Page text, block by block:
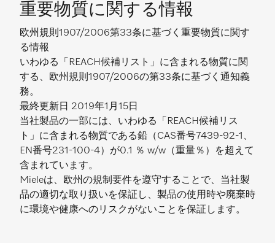
重要物質に関する情報
欧州規則1907/2006第33条に基づく重要物質に関す
る情報
いわゆる「REACH候補リスト」に含まれる物質に関
する、欧州規則1907/2006の第33条に基づく通知義
務。
最終更新日 2019年1月15日
当社製品の一部には、いわゆる「REACH候補リス
ト」に含まれる物質である鉛（CAS番号7439-92-1、
EN番号231-100-4）が0.1 ％ w/w（重量％）を超えて
含まれています。
Mieleは、欧州の規制要件を遵守することで、当社製
品の適切な取り扱いを保証し、製品の使用時や廃棄時
に環境や健康へのリスクがないことを保証します。